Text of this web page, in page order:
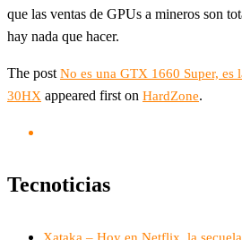
que las ventas de GPUs a mineros son
hay nada que hacer.
The post No es una GTX 1660 Super, es
30HX appeared first on HardZone.
Tecnoticias